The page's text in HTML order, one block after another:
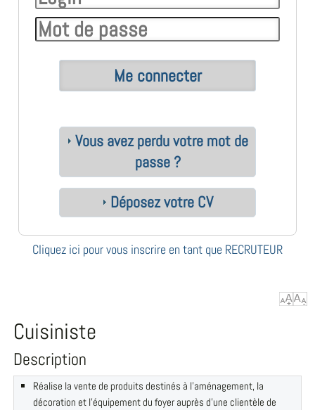
Vous avez perdu votre mot de
passe ?
Déposez votre CV
Cliquez ici pour vous inscrire en tant que RECRUTEUR
Cuisiniste
Description
Réalise la vente de produits destinés à l'aménagement, la
décoration et l'équipement du foyer auprès d'une clientèle de